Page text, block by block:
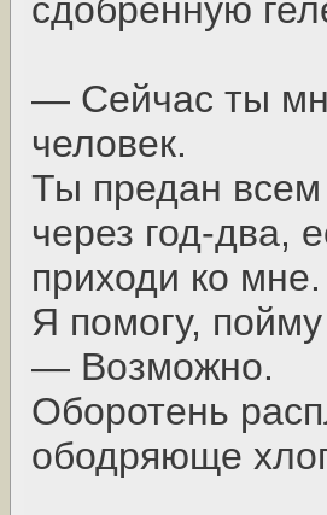
сдобренную
— Сейчас ты
человек.
Ты предан
через год-два,
приходи ко мне.
Я помогу,
— Возможно.
Оборотень
ободряюще